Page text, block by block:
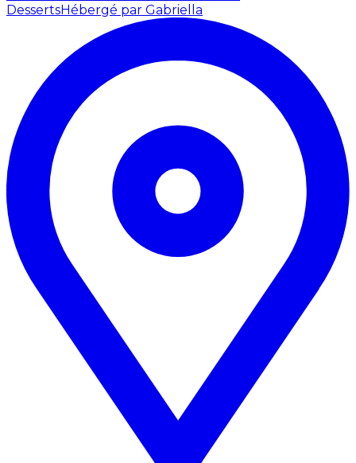
DessertsHébergé par Gabriella